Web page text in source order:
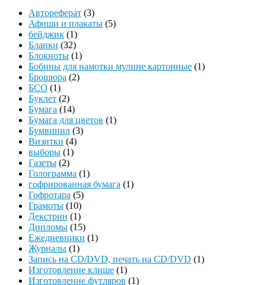
Автореферат (3)
Афиши и плакаты (5)
бейджик (1)
Бланки (32)
Блокноты (1)
Бобины для намотки мулине картонные (1)
Брошюра (2)
БСО (1)
Буклет (2)
Бумага (14)
Бумага для цветов (1)
Бумвинил (3)
Визитки (4)
выборы (1)
Газеты (2)
Голограмма (1)
гофрированная бумага (1)
Гофротара (5)
Грамоты (10)
Декстрин (1)
Дипломы (15)
Ежедневники (1)
Журналы (1)
Запись на CD/DVD, печать на CD/DVD (1)
Изготовление клише (1)
Изготовление футляров (1)